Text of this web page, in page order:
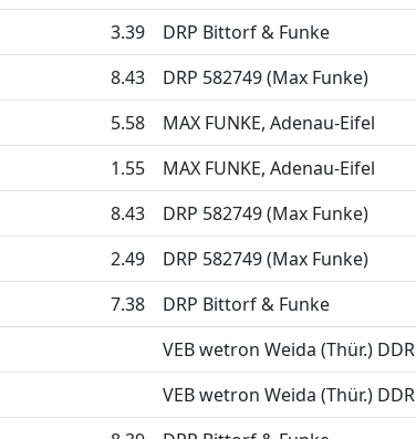
3.39 DRP Bittorf & Funke
8.43 DRP 582749 (Max Funke)
5.58 MAX FUNKE, Adenau-Eifel
1.55 MAX FUNKE, Adenau-Eifel
8.43 DRP 582749 (Max Funke)
2.49 DRP 582749 (Max Funke)
7.38 DRP Bittorf & Funke
VEB wetron Weida (Thür.) DDR
VEB wetron Weida (Thür.) DDR